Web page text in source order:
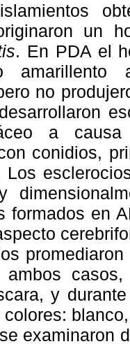
un
. En PDA el
amarillento
no
a
conidios,
formados en
y
examinaron